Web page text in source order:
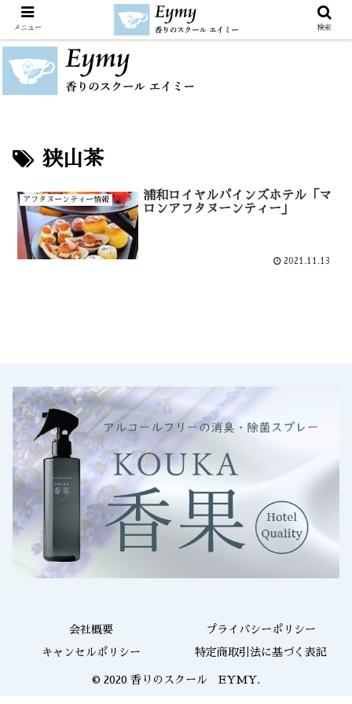
狭山茶
アフタヌーンティー情報
浦和ロイヤルパインズホテル「マ
ロンアフタヌーンティー」
2021.11.13
会社概要 プライバシーポリシー
キャンセルポリシー 特定商取引法に基づく表記
© 2020 香りのスクール EYMY.
メニュー 検索